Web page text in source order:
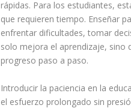
rápidas. Para los estudiantes,
que requieren tiempo. Enseñar
enfrentar dificultades, tomar
solo mejora el aprendizaje, sino
progreso paso a paso.
Introducir la paciencia en la
el esfuerzo prolongado sin